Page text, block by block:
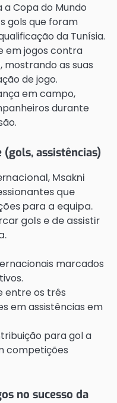
Copa do Mundo
gols que foram
da Tunísia.
em jogos contra
as suas
de jogo.
em campo,
durante
assistências)
Msakni
que
para a equipa.
gols e de assistir
marcados
entre os três
em assistências em
para gol a
competições
no sucesso da